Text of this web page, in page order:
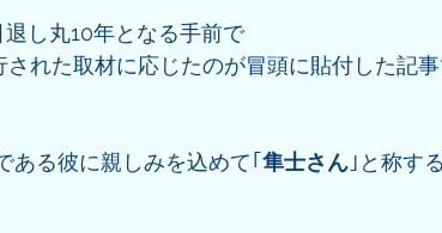
し丸10年となる手前で
れた取材に応じたのが冒頭に貼付した記
ある彼に親しみを込めて｢隼士さん ｣と称す